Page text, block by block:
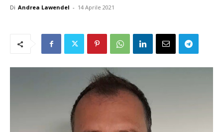
Di Andrea Lawendel - 14 Aprile 2021